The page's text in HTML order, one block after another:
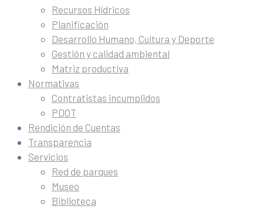
Recursos Hídricos
Planificación
Desarrollo Humano, Cultura y Deporte
Gestión y calidad ambiental
Matriz productiva
Normativas
Contratistas incumplidos
PDOT
Rendición de Cuentas
Transparencia
Servicios
Red de parques
Museo
Biblioteca